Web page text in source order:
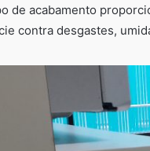
de acabamento
contra desgastes,